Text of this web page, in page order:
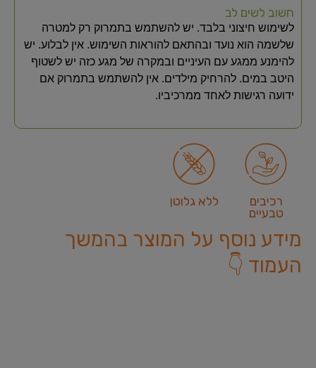
חשוב לשים לב
לשימוש חיצוני בלבד. יש להשתמש בתמרוק רק למטרה
שלשמה הוא נועד ובהתאם להוראות השימוש. אין לבלוע. יש
להימנע ממגע עם העיניים ובמקרה של מגע כזה יש לשטוף
היטב במים. להרחיק מילדים. אין להשתמש בתמרוק אם
ידועה רגישות לאחד ממרכיביו.
רכיבים
טבעיים
ללא גלוטן
מידע נוסף על המוצר בהמשך
העמוד 👇